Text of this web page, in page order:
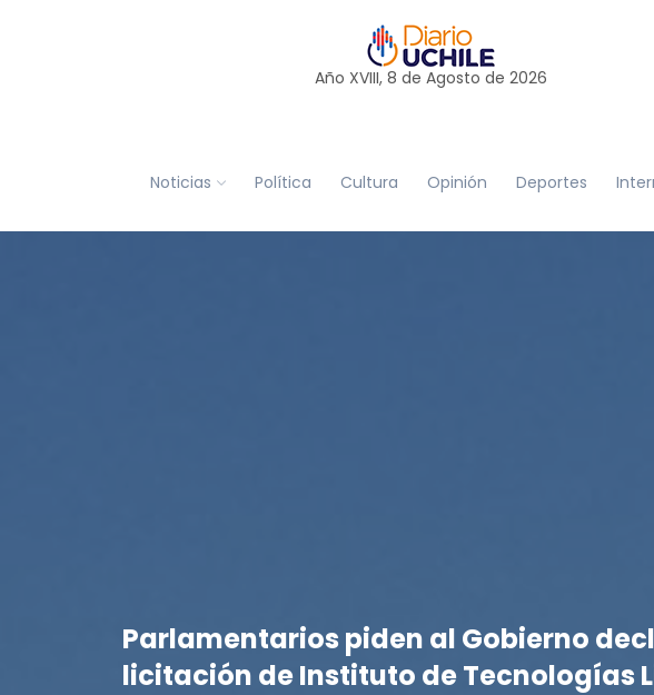
Año XVIII, 8 de Agosto de 2026
Noticias Política Cultura Opinión Deportes
Parlamentarios piden al Gobierno
licitación de Instituto de Tecnologías